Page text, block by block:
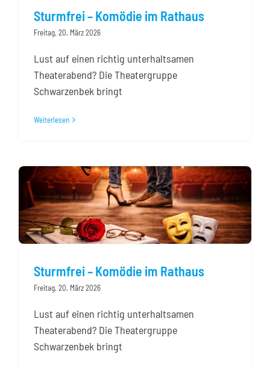
Sturmfrei – Komödie im Rathaus
Freitag, 20. März 2026
Lust auf einen richtig unterhaltsamen
Theaterabend? Die Theatergruppe
Schwarzenbek bringt
Weiterlesen
Sturmfrei – Komödie im Rathaus
Freitag, 20. März 2026
Lust auf einen richtig unterhaltsamen
Theaterabend? Die Theatergruppe
Schwarzenbek bringt